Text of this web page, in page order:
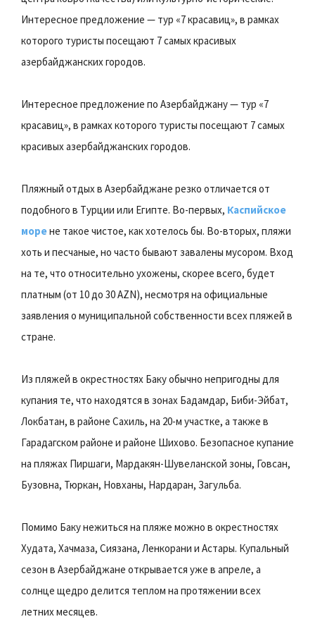
Интересное предложение — тур «7 красавиц», в рамках
которого туристы посещают 7 самых красивых
азербайджанских городов.
Интересное предложение по Азербайджану — тур «7
красавиц», в рамках которого туристы посещают 7 самых
красивых азербайджанских городов.
Пляжный отдых в Азербайджане резко отличается от
подобного в Турции или Египте. Во-первых, Каспийское
морене такое чистое, как хотелось бы. Во-вторых, пляжи
хоть и песчаные, но часто бывают завалены мусором. Вход
на те, что относительно ухожены, скорее всего, будет
платным (от 10 до 30 AZN), несмотря на официальные
заявления о муниципальной собственности всех пляжей в
стране.
Из пляжей в окрестностях Баку обычно непригодны для
купания те, что находятся в зонах Бадамдар, Биби-Эйбат,
Локбатан, в районе Сахиль, на 20-м участке, а также в
Гарадагском районе и районе Шихово. Безопасное купание
на пляжах Пиршаги, Мардакян-Шувеланской зоны, Говсан,
Бузовна, Тюркан, Новханы, Нардаран, Загульба.
Помимо Баку нежиться на пляже можно в окрестностях
Худата, Хачмаза, Сиязана, Ленкорани и Астары. Купальный
сезон в Азербайджане открывается уже в апреле, а
солнце щедро делится теплом на протяжении всех
летних месяцев.